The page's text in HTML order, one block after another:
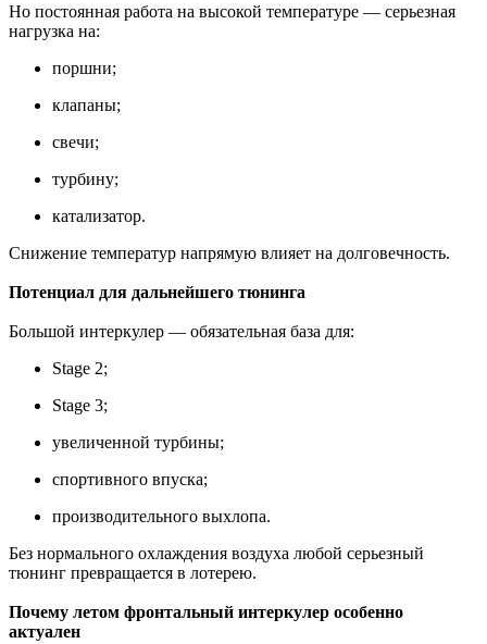
Но постоянная работа на высокой температуре — серьезная
нагрузка на:
поршни;
клапаны;
свечи;
турбину;
катализатор.
Снижение температур напрямую влияет на долговечность.
Потенциал для дальнейшего тюнинга
Большой интеркулер — обязательная база для:
Stage 2;
Stage 3;
увеличенной турбины;
спортивного впуска;
производительного выхлопа.
Без нормального охлаждения воздуха любой серьезный
тюнинг превращается в лотерею.
Почему летом фронтальный интеркулер особенно
актуален